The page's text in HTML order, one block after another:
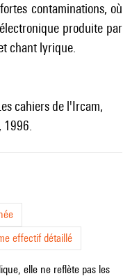
contaminations, où
produite par
chant lyrique.
cahiers de l'Ircam,
effectif détaillé
elle ne reflète pas les